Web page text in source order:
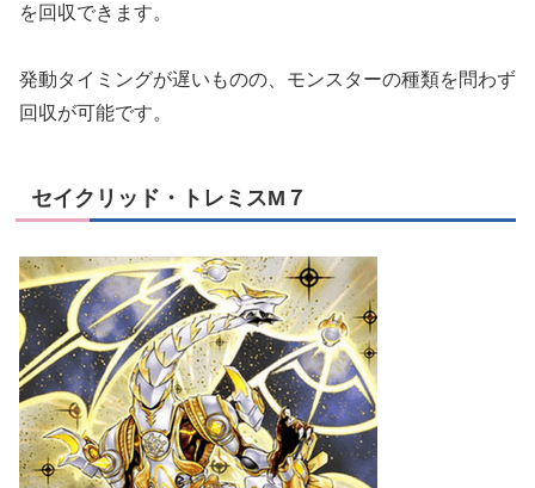
を回収できます。
発動タイミングが遅いものの、モンスターの種類を問わず
回収が可能です。
セイクリッド・トレミスM７